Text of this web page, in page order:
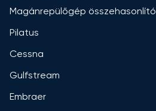
Magánrepülőgép összehasonlító
Pilatus
Cessna
Gulfstream
Embraer